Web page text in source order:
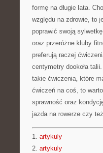
formę na długie lata.
względu na zdrowie, to
poprawić swoją
oraz przeróżne kluby
preferują raczej
centymetry dookoła
takie ćwiczenia, które
ćwiczeń na coś, to
sprawność oraz
jazda na rowerze czy
1. artykuly
2. artykuly